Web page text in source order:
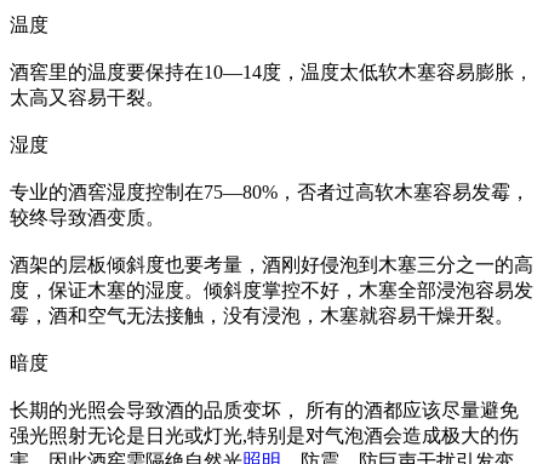
温度
酒窖里的温度要保持在10—14度，温度太低软木塞容易膨胀，
太高又容易干裂。
湿度
专业的酒窖湿度控制在75—80%，否者过高软木塞容易发霉，
较终导致酒变质。
酒架的层板倾斜度也要考量，酒刚好侵泡到木塞三分之一的高
度，保证木塞的湿度。倾斜度掌控不好，木塞全部浸泡容易发
霉，酒和空气无法接触，没有浸泡，木塞就容易干燥开裂。
暗度
长期的光照会导致酒的品质变坏， 所有的酒都应该尽量避免
强光照射无论是日光或灯光,特别是对气泡酒会造成极大的伤